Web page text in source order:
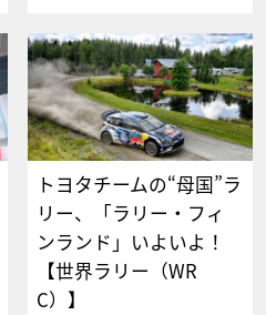
トヨタチームの“母国”ラ
リー、「ラリー・フィ
ンランド」いよいよ！
【世界ラリー（WR
C）】